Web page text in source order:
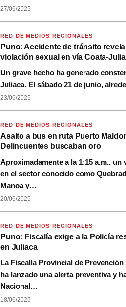
27/06/2025
RED DE MEDIOS REGIONALES
Puno: Accidente de tránsito
violación sexual en vía Coata-
Un grave hecho ha generado
Juliaca. El sábado 21 de junio,
23/06/2025
RED DE MEDIOS REGIONALES
Asalto a bus en ruta Puerto
Delincuentes buscaban oro
Aproximadamente a la 1:15 a.m.,
en el sector conocido como
Manoa y…
20/06/2025
RED DE MEDIOS REGIONALES
Puno: Fiscalía exige a la Policía
en Juliaca
La Fiscalía Provincial de
ha lanzado una alerta preventiva y
Nacional…
18/06/2025